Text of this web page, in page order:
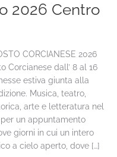
2026 Centro
CORCIANESE 2026
Corcianese dall’ 8 al 16
estiva giunta alla
Musica, teatro,
arte e letteratura nel
un appuntamento
giorni in cui un intero
a cielo aperto, dove […]